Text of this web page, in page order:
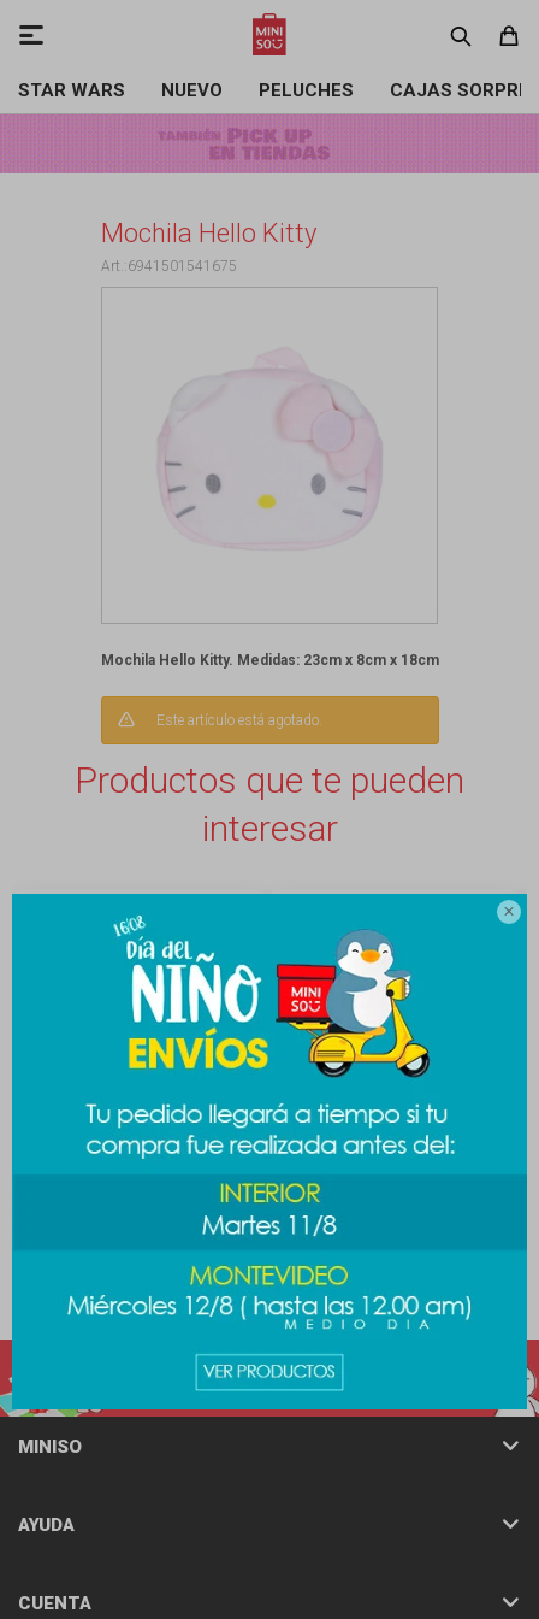

STAR WARS NUEVO PELUCHES CAJAS

Mochila Hello Kitty
6941501541675
Mochila Hello Kitty. Medidas: 23cm x 8cm x 18cm
Este artículo está agotado.
Productos que te pueden
interesar
$ 499
MINISO
AYUDA
CUENTA